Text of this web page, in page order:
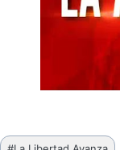
Etiquetas